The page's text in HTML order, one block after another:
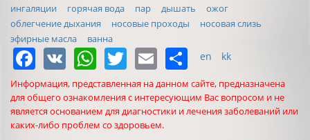
ингаляции горячая вода пар дышать
ожог
облегчение дыхания
носовые проходы
носовая слизь
эфирные масла
ванна
Facebook
VK WhatsApp
TwitterEmailShare
en kk
Информация, представленная на данном сайте, предназначена
для общего ознакомления с интересующим Вас вопросом и не
является основанием для диагностики и лечения заболеваний или
каких-либо проблем со здоровьем.